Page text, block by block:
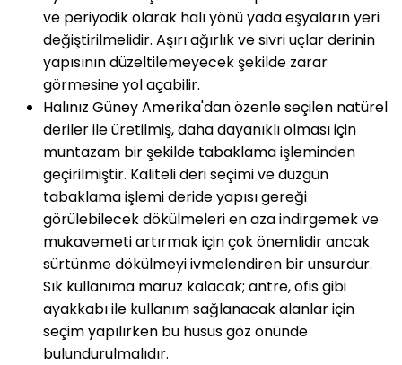
ve periyodik olarak halı yönü yada eşyaların yeri
değiştirilmelidir. Aşırı ağırlık ve sivri uçlar derinin
yapısının düzeltilemeyecek şekilde zarar
görmesine yol açabilir.
Halınız Güney Amerika'dan özenle seçilen natürel
deriler ile üretilmiş, daha dayanıklı olması için
muntazam bir şekilde tabaklama işleminden
geçirilmiştir. Kaliteli deri seçimi ve düzgün
tabaklama işlemi deride yapısı gereği
görülebilecek dökülmeleri en aza indirgemek ve
mukavemeti artırmak için çok önemlidir ancak
sürtünme dökülmeyi ivmelendiren bir unsurdur.
Sık kullanıma maruz kalacak; antre, ofis gibi
ayakkabı ile kullanım sağlanacak alanlar için
seçim yapılırken bu husus göz önünde
bulundurulmalıdır.